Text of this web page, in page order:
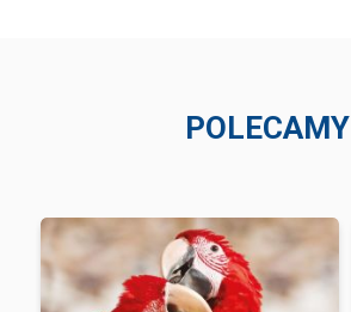
POLECAMY